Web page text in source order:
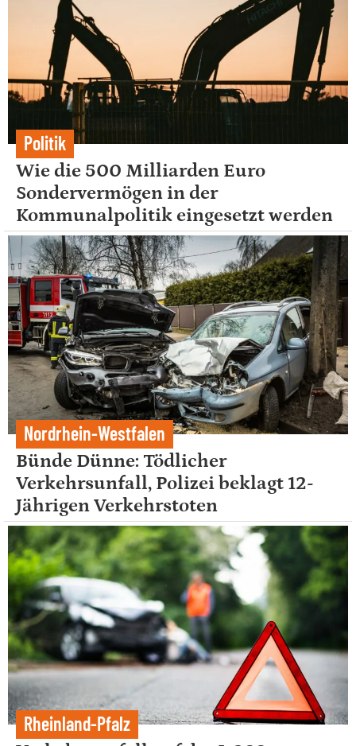
Politik
Wie die 500 Milliarden Euro
Sondervermögen in der
Kommunalpolitik eingesetzt werden
Nordrhein-Westfalen
Bünde Dünne: Tödlicher
Verkehrsunfall, Polizei beklagt 12-
Jährigen Verkehrstoten
Rheinland-Pfalz